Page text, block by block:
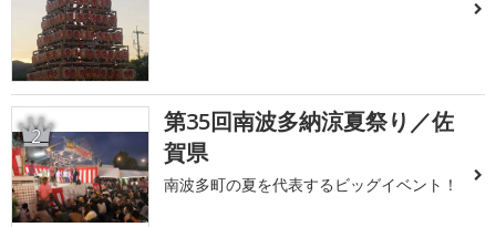
2
第35回南波多納涼夏祭り／佐
賀県
南波多町の夏を代表するビッグイベント！